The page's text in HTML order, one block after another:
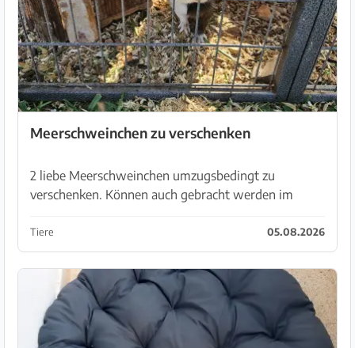
Meerschweinchen zu verschenken
2 liebe Meerschweinchen umzugsbedingt zu
verschenken. Können auch gebracht werden im
Tiere 05.08.2026